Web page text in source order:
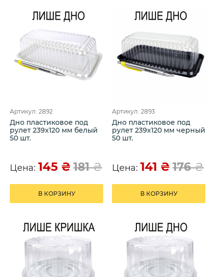
Артикул: 2892
Дно пластиковое под
рулет 239х120 мм белый
50 шт.
Цена: 145 ₴ 181₴
В КОРЗИНУ
Артикул: 2893
Дно пластиковое под
рулет 239х120 мм черный
50 шт.
Цена: 141 ₴ 176₴
В КОРЗИНУ